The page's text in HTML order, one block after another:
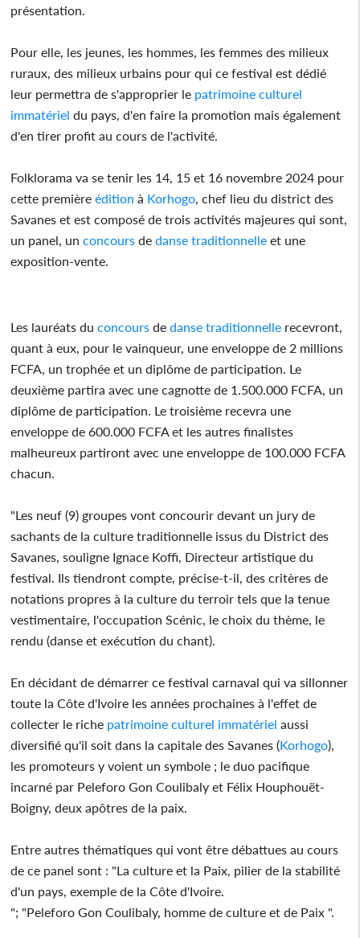
présentation.
Pour elle, les jeunes, les hommes, les femmes des milieux
ruraux, des milieux urbains pour qui ce festival est dédié
leur permettra de s'approprier le patrimoine culturel
immatériel du pays, d'en faire la promotion mais également
d'en tirer profit au cours de l'activité.
Folklorama va se tenir les 14, 15 et 16 novembre 2024 pour
cette première édition à Korhogo , chef lieu du district des
Savanes et est composé de trois activités majeures qui sont,
un panel, un concours de danse traditionnelle et une
exposition-vente.
Les lauréats du concours de danse traditionnelle recevront,
quant à eux, pour le vainqueur, une enveloppe de 2 millions
FCFA, un trophée et un diplôme de participation. Le
deuxième partira avec une cagnotte de 1.500.000 FCFA, un
diplôme de participation. Le troisième recevra une
enveloppe de 600.000 FCFA et les autres finalistes
malheureux partiront avec une enveloppe de 100.000 FCFA
chacun.
"Les neuf (9) groupes vont concourir devant un jury de
sachants de la culture traditionnelle issus du District des
Savanes, souligne Ignace Koffi, Directeur artistique du
festival. Ils tiendront compte, précise-t-il, des critères de
notations propres à la culture du terroir tels que la tenue
vestimentaire, l'occupation Scénic, le choix du thème, le
rendu (danse et exécution du chant).
En décidant de démarrer ce festival carnaval qui va sillonner
toute la Côte d'Ivoire les années prochaines à l'effet de
collecter le riche patrimoine culturel immatériel aussi
diversifié qu'il soit dans la capitale des Savanes (Korhogo),
les promoteurs y voient un symbole ; le duo pacifique
incarné par Peleforo Gon Coulibaly et Félix Houphouët-
Boigny, deux apôtres de la paix.
Entre autres thématiques qui vont être débattues au cours
de ce panel sont : "La culture et la Paix, pilier de la stabilité
d'un pays, exemple de la Côte d'Ivoire.
"; "Peleforo Gon Coulibaly, homme de culture et de Paix ".